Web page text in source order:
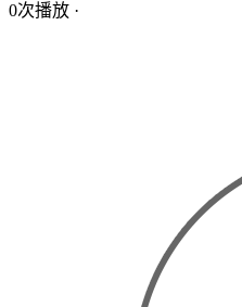
0次播放 ·